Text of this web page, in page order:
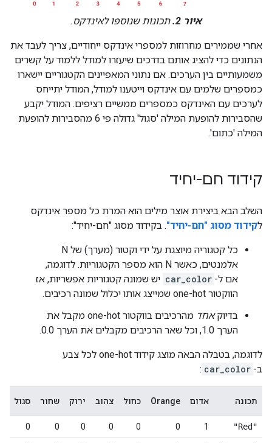
איור 2. תכונות שנוספו לאינדקס.
אחרי שממירים מחרוזות למספרי אינדקס ייחודיים, צריך לעבד את
הנתונים כדי להציג אותם בדרכים שיעזרו למודל ללמוד על קשרים
משמעותיים בין הערכים. אם נתוני המאפיינים הקטגוריים יישארו
כמספרים שלמים עם אינדקס וייטענו למודל, המודל יתייחס
לערכים עם האינדקס כמספרים ממשיים רציפים. המודל יקבע
שהסבירות להופעת המילה 'סגול' גדולה פי 6 מהסבירות להופעת
המילה 'כתום'.
קידוד חם-יחיד
השלב הבא ביצירת אוצר מילים הוא המרת כל מספר אינדקס
לקידוד מסוג "חם-יחיד". בקידוד מסוג "חם-יחיד":
כל קטגוריה מיוצגת על ידי וקטור (מערך) של N
אלמנטים, כאשר N הוא מספר הקטגוריות. לדוגמה,
אם ל- car_color יש שמונה קטגוריות אפשריות, אז
הווקטור one-hot שמייצג אותו יכלול שמונה רכיבים.
בדיוקאחד
מהרכיבים בווקטור one-hot מקבל את
הערך 1.0, וכל שאר הרכיבים מקבלים את הערך 0.0.
לדוגמה, בטבלה הבאה מוצג קידוד one-hot לכל צבע
ב- car_color
:
תכונה אדום Orange כחול צהוב ירוק שחור סגול
"Red"
1
0
0
0
0
0
0